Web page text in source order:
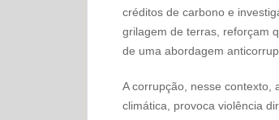
créditos de carbono e
grilagem de terras, reforçam
de uma abordagem
A corrupção, nesse contexto,
climática, provoca violência